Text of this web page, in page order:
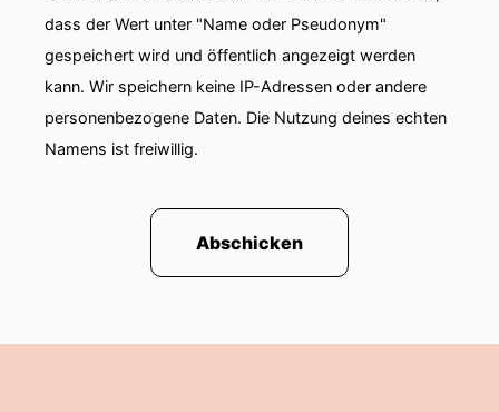
dass der Wert unter "Name oder Pseudonym"
gespeichert wird und öffentlich angezeigt werden
kann. Wir speichern keine IP-Adressen oder andere
personenbezogene Daten. Die Nutzung deines echten
Namens ist freiwillig.
Abschicken